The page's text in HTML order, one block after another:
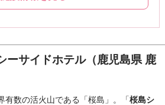
サイドホテル（鹿児島県 鹿
有数の活火山である「桜島」。「桜島シ